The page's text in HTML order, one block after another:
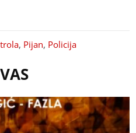
, Pijan, Policija